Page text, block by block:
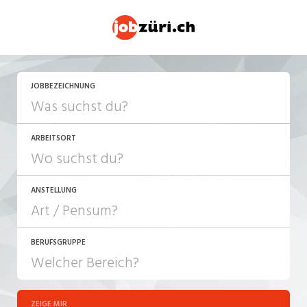
JOBBEZEICHNUNG
ARBEITSORT
ANSTELLUNG
JOB-TYP
Festanstellung
BERUFSGRUPPE
ZEIGE MIR